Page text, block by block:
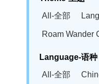
All-全部
Roam Wander
Language-语种
All-全部